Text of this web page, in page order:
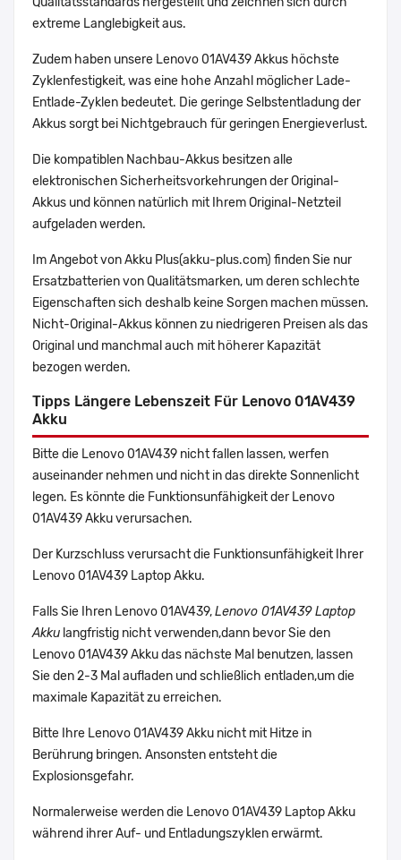
extreme Langlebigkeit aus.
Zudem haben unsere Lenovo 01AV439 Akkus höchste
Zyklenfestigkeit, was eine hohe Anzahl möglicher Lade-
Entlade-Zyklen bedeutet. Die geringe Selbstentladung der
Akkus sorgt bei Nichtgebrauch für geringen Energieverlust.
Die kompatiblen Nachbau-Akkus besitzen alle
elektronischen Sicherheitsvorkehrungen der Original-
Akkus und können natürlich mit Ihrem Original-Netzteil
aufgeladen werden.
Im Angebot von Akku Plus(akku-plus.com) finden Sie nur
Ersatzbatterien von Qualitätsmarken, um deren schlechte
Eigenschaften sich deshalb keine Sorgen machen müssen.
Nicht-Original-Akkus können zu niedrigeren Preisen als das
Original und manchmal auch mit höherer Kapazität
bezogen werden.
Tipps Längere Lebenszeit Für Lenovo 01AV439
Akku
Bitte die Lenovo 01AV439 nicht fallen lassen, werfen
auseinander nehmen und nicht in das direkte Sonnenlicht
legen. Es könnte die Funktionsunfähigkeit der Lenovo
01AV439 Akku verursachen.
Der Kurzschluss verursacht die Funktionsunfähigkeit Ihrer
Lenovo 01AV439 Laptop Akku.
Falls Sie Ihren Lenovo 01AV439,Lenovo 01AV439 Laptop
Akku langfristig nicht verwenden,dann bevor Sie den
Lenovo 01AV439 Akku das nächste Mal benutzen, lassen
Sie den 2-3 Mal aufladen und schließlich entladen,um die
maximale Kapazität zu erreichen.
Bitte Ihre Lenovo 01AV439 Akku nicht mit Hitze in
Berührung bringen. Ansonsten entsteht die
Explosionsgefahr.
Normalerweise werden die Lenovo 01AV439 Laptop Akku
während ihrer Auf- und Entladungszyklen erwärmt.